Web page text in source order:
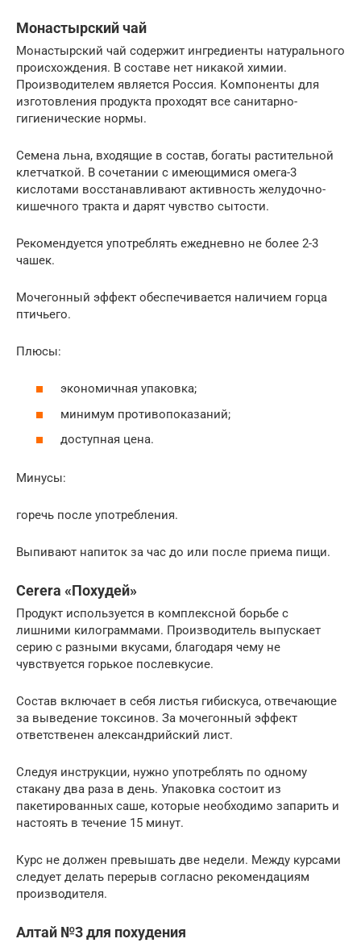
Монастырский чай
Монастырский чай содержит ингредиенты натурального
происхождения. В составе нет никакой химии.
Производителем является Россия. Компоненты для
изготовления продукта проходят все санитарно-
гигиенические нормы.
Семена льна, входящие в состав, богаты растительной
клетчаткой. В сочетании с имеющимися омега-3
кислотами восстанавливают активность желудочно-
кишечного тракта и дарят чувство сытости.
Рекомендуется употреблять ежедневно не более 2-3
чашек.
Мочегонный эффект обеспечивается наличием горца
птичьего.
Плюсы:
экономичная упаковка;
минимум противопоказаний;
доступная цена.
Минусы:
горечь после употребления.
Выпивают напиток за час до или после приема пищи.
Cerera «Похудей»
Продукт используется в комплексной борьбе с
лишними килограммами. Производитель выпускает
серию с разными вкусами, благодаря чему не
чувствуется горькое послевкусие.
Состав включает в себя листья гибискуса, отвечающие
за выведение токсинов. За мочегонный эффект
ответственен александрийский лист.
Следуя инструкции, нужно употреблять по одному
стакану два раза в день. Упаковка состоит из
пакетированных саше, которые необходимо запарить и
настоять в течение 15 минут.
Курс не должен превышать две недели. Между курсами
следует делать перерыв согласно рекомендациям
производителя.
Алтай №3 для похудения